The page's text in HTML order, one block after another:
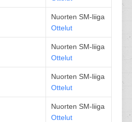
Nuorten SM-liiga
Ottelut
Nuorten SM-liiga
Ottelut
Nuorten SM-liiga
Ottelut
Nuorten SM-liiga
Ottelut